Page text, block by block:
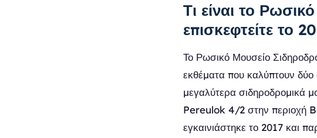
Τι είναι το
επισκεφτείτε το
Το Ρωσικό Μουσείο
εκθέματα που καλύπτουν δύο
μεγαλύτερα σιδηροδρομικά
Pereulok 4/2 στην περιοχή
εγκαινιάστηκε το 2017 και